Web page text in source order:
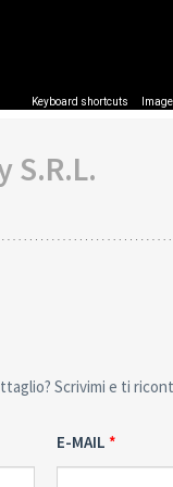
Keyboard shortcuts
S.R.L.
Scrivimi e ti
E-MAIL